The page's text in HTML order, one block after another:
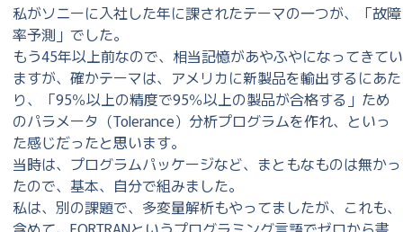
私がソニーに入社した年に課されたテーマの一つが、「故障
率予測」でした。
もう45年以上前なので、相当記憶があやふやになってきてい
ますが、確かテーマは、アメリカに新製品を輸出するにあた
り、「95％以上の精度で95％以上の製品が合格する」ため
のパラメータ（Tolerance）分析プログラムを作れ、といっ
た感じだったと思います。
当時は、プログラムパッケージなど、まともなものは無かっ
たので、基本、自分で組みました。
私は、別の課題で、多変量解析もやってましたが、これも、